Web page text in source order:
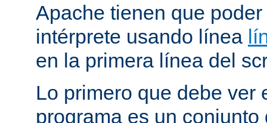
Apache tienen que
intérprete usando línea
en la primera línea del
Lo primero que debe ver
programa es un